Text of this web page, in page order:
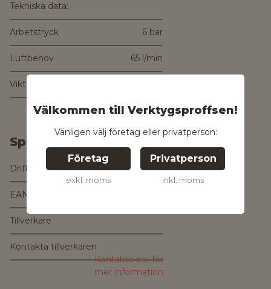
Välkommen till Verktygsproffsen!
Vänligen välj företag eller privatperson:
Företag
exkl. moms
Privatperson
inkl. moms
Tekniska data:
Arbetstryck 6 bar
Luftbehov 65 l/min
Vikt
Specifikationer
Drifttyp Tryckluftsdriven
EAN
Tillverkare
Kontakta tillverkaren
Kontakta oss för
mer information